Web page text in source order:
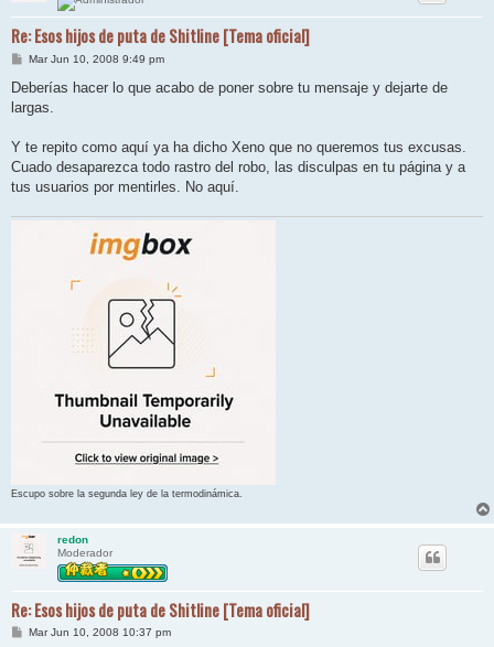
Re: Esos hijos de puta de Shitline [Tema oficial]
M
n
a
Mar Jun 10, 2008 9:49 pm
Deberías hacer lo que acabo de poner sobre tu mensaje y dejarte de
largas.
Y te repito como aquí ya ha dicho Xeno que no queremos tus excusas.
Cuado desaparezca todo rastro del robo, las disculpas en tu página y a
tus usuarios por mentirles. No aquí.
Escupo sobre la segunda ley de la termodinámica.
redon
Moderador
Re: Esos hijos de puta de Shitline [Tema oficial]
MMar Jun 10, 2008 10:37 pm